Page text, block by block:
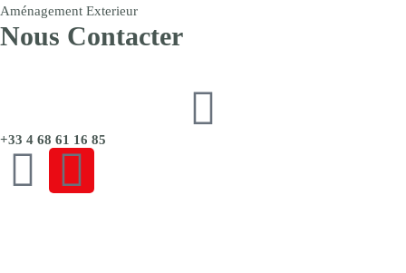
Aménagement Exterieur
Nous Contacter
+33 4 68 61 16 85